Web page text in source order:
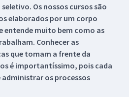
Os nossos cursos são
elaborados por um corpo
entende muito bem como as
Conhecer as
que tomam a frente da
é importantíssimo, pois cada
os processos